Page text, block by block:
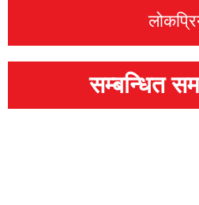
सम्बन्धित